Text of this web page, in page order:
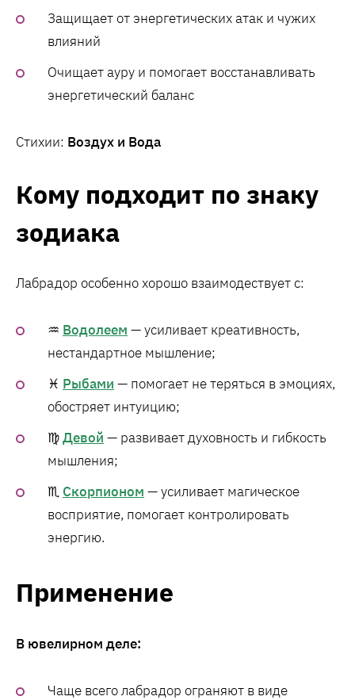
Защищает от энергетических атак и чужих
влияний
Очищает ауру и помогает восстанавливать
энергетический баланс
Стихии: Воздух и Вода
Кому подходит по знаку
зодиака
Лабрадор особенно хорошо взаимодествует с:
♒ Водолеем — усиливает креативность,
нестандартное мышление;
♓ Рыбами — помогает не теряться в эмоциях,
обостряет интуицию;
♍Девой — развивает духовность и гибкость
мышления;
♏ Скорпионом — усиливает магическое
восприятие, помогает контролировать
энергию.
Применение
В ювелирном деле:
Чаще всего лабрадор ограняют в виде